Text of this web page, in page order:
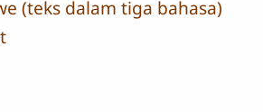
(teks dalam tiga bahasa)